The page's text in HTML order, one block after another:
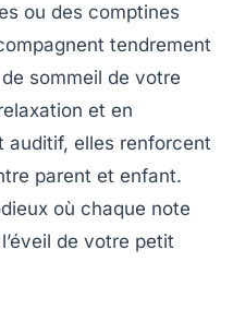
ou des comptines
tendrement
sommeil de votre
et en
auditif, elles renforcent
parent et enfant.
où chaque note
de votre petit